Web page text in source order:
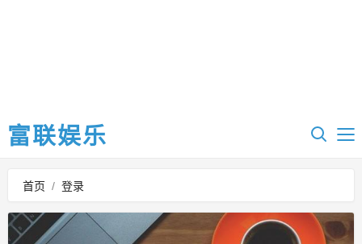
富联娱乐
首页 / 登录